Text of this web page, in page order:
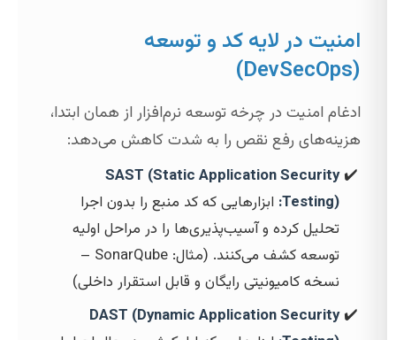
امنیت در لایه کد و توسعه
(DevSecOps)
ادغام امنیت در چرخه توسعه نرم‌افزار از همان ابتدا،
هزینه‌های رفع نقص را به شدت کاهش می‌دهد:
SAST (Static Application Security
Testing): ابزارهایی که کد منبع را بدون اجرا
تحلیل کرده و آسیب‌پذیری‌ها را در مراحل اولیه
توسعه کشف می‌کنند. (مثال: SonarQube –
نسخه کامیونیتی رایگان و قابل استقرار داخلی)
DAST (Dynamic Application Security